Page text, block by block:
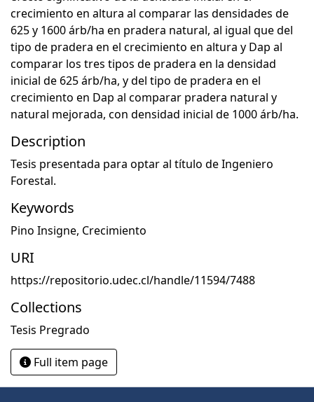
crecimiento en altura al comparar las densidades de
625 y 1600 árb/ha en pradera natural, al igual que del
tipo de pradera en el crecimiento en altura y Dap al
comparar los tres tipos de pradera en la densidad
inicial de 625 árb/ha, y del tipo de pradera en el
crecimiento en Dap al comparar pradera natural y
natural mejorada, con densidad inicial de 1000 árb/ha.
Description
Tesis presentada para optar al título de Ingeniero
Forestal.
Keywords
Pino Insigne, Crecimiento
URI
https://repositorio.udec.cl/handle/11594/7488
Collections
Tesis Pregrado
Full item page